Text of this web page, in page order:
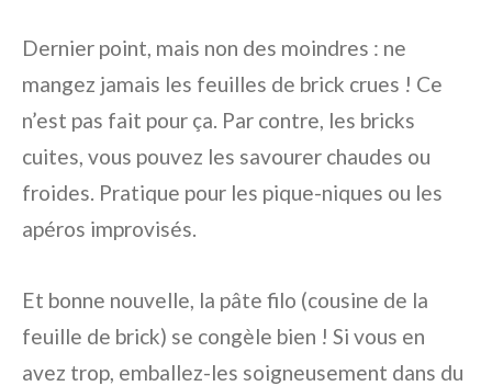
Dernier point, mais non des moindres : ne
mangez jamais les feuilles de brick crues ! Ce
n’est pas fait pour ça. Par contre, les bricks
cuites, vous pouvez les savourer chaudes ou
froides. Pratique pour les pique-niques ou les
apéros improvisés.
Et bonne nouvelle, la pâte filo (cousine de la
feuille de brick) se congèle bien ! Si vous en
avez trop, emballez-les soigneusement dans du